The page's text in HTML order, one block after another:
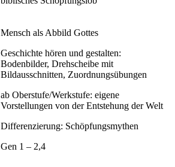
Mensch als Abbild Gottes
Geschichte hören und gestalten:
Bodenbilder, Drehscheibe mit
Bildausschnitten, Zuordnungsübungen
ab Oberstufe/Werkstufe: eigene
Vorstellungen von der Entstehung der Welt
Differenzierung: Schöpfungsmythen
Gen 1 – 2,4